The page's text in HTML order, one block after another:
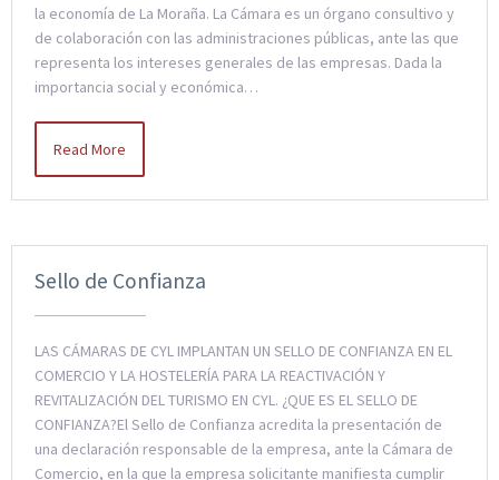
la economía de La Moraña. La Cámara es un órgano consultivo y
de colaboración con las administraciones públicas, ante las que
representa los intereses generales de las empresas. Dada la
importancia social y económica…
Read More
Sello de Confianza
LAS CÁMARAS DE CYL IMPLANTAN UN SELLO DE CONFIANZA EN EL
COMERCIO Y LA HOSTELERÍA PARA LA REACTIVACIÓN Y
REVITALIZACIÓN DEL TURISMO EN CYL. ¿QUE ES EL SELLO DE
CONFIANZA?El Sello de Confianza acredita la presentación de
una declaración responsable de la empresa, ante la Cámara de
Comercio, en la que la empresa solicitante manifiesta cumplir